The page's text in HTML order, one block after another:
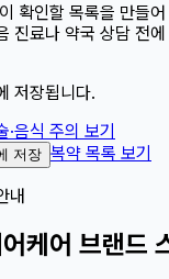
확인할 목록을 만들
진료나 약국 상담 전
저장됩니다.
·음식 주의 보기
저장 복약 목록 보기
내
케어 브랜드